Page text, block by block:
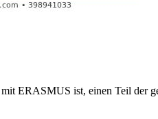
ERASMUS ist, einen Teil der